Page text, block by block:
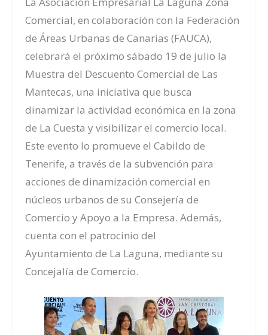
Comercial, en colaboración con la Federación
de Áreas Urbanas de Canarias (FAUCA),
celebrará el próximo sábado 19 de julio la
Muestra del Descuento Comercial de Las
Mantecas, una iniciativa que busca
dinamizar la actividad económica en la zona
de La Cuesta y visibilizar el comercio local.
Este evento lo promueve el Cabildo de
Tenerife, a través de la subvención para
acciones de dinamización comercial en
núcleos urbanos de su Consejería de
Comercio y Apoyo a la Empresa. Además,
cuenta con el patrocinio del
Ayuntamiento de La Laguna, mediante su
Concejalía de Comercio.